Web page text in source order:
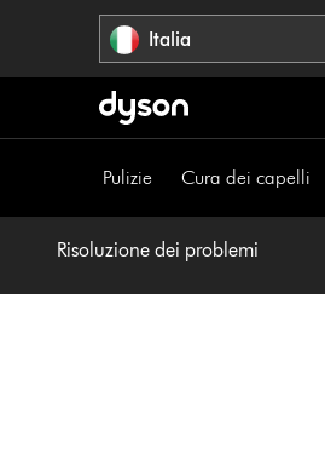
Italia
Pulizie Cura dei capelli
Risoluzione dei problemi